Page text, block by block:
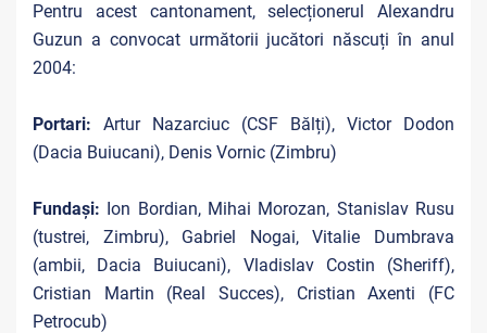
Pentru acest cantonament, selecționerul Alexandru
Guzun a convocat următorii jucători născuți în anul
2004:
Portari: Artur Nazarciuc (CSF Bălți), Victor Dodon
(Dacia Buiucani), Denis Vornic (Zimbru)
Fundași: Ion Bordian, Mihai Morozan, Stanislav Rusu
(tustrei, Zimbru), Gabriel Nogai, Vitalie Dumbrava
(ambii, Dacia Buiucani), Vladislav Costin (Sheriff),
Cristian Martin (Real Succes), Cristian Axenti (FC
Petrocub)